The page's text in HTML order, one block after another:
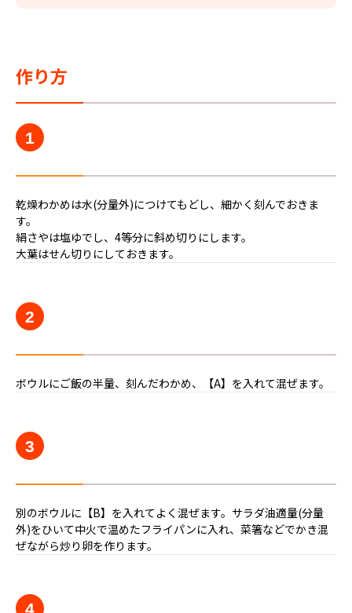
作り方
1
乾燥わかめは水(分量外)につけてもどし、細かく刻んでおきま
す。
絹さやは塩ゆでし、4等分に斜め切りにします。
大葉はせん切りにしておきます。
2
ボウルにご飯の半量、刻んだわかめ、【A】を入れて混ぜます。
3
別のボウルに【B】を入れてよく混ぜます。サラダ油適量(分量
外)をひいて中火で温めたフライパンに入れ、菜箸などでかき混
ぜながら炒り卵を作ります。
4